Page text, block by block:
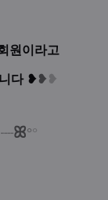
원이라고
다 ❥❥ ❥
┈ꕤ°°